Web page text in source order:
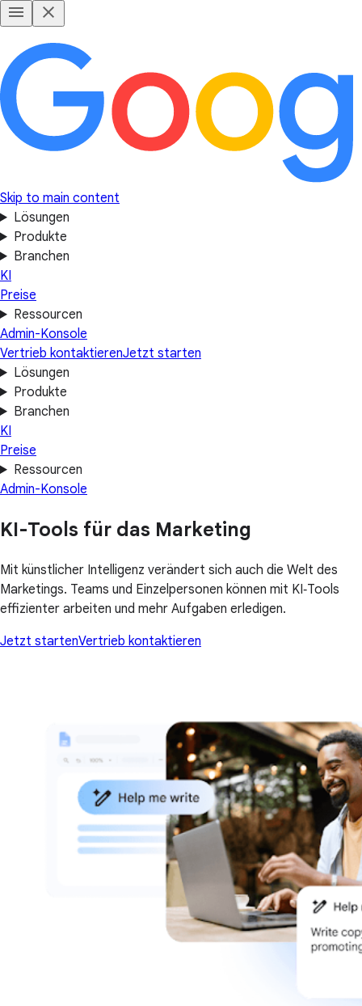
Skip to main content
Lösungen
Produkte
Branchen
KI
Preise
Ressourcen
Admin-Konsole
Vertrieb kontaktierenJetzt starten
Lösungen
Produkte
Branchen
KI
Preise
Ressourcen
Admin-Konsole
KI-Tools für das Marketing
Mit künstlicher Intelligenz verändert sich auch die Welt des
Marketings. Teams und Einzelpersonen können mit KI‑Tools
effizienter arbeiten und mehr Aufgaben erledigen.
Jetzt startenVertrieb kontaktieren